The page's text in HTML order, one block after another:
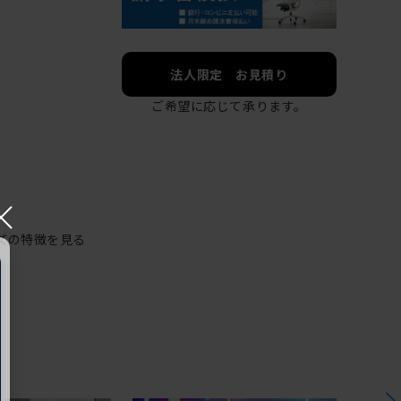
法人限定 お見積り
ご希望に応じて承ります。
の特徴を見る